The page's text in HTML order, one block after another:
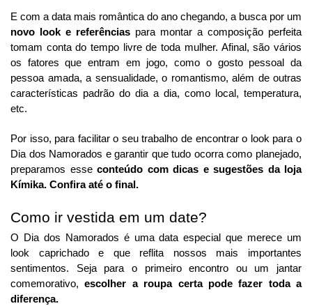
E com a data mais romântica do ano chegando, a busca por um
novo look e referências para montar a composição perfeita
tomam conta do tempo livre de toda mulher. Afinal, são vários
os fatores que entram em jogo, como o gosto pessoal da
pessoa amada, a sensualidade, o romantismo, além de outras
características padrão do dia a dia, como local, temperatura,
etc.
Por isso, para facilitar o seu trabalho de encontrar o look para o
Dia dos Namorados e garantir que tudo ocorra como planejado,
preparamos esse conteúdo com dicas e sugestões da loja
Kímika. Confira até o final.
Como ir vestida em um date?
O Dia dos Namorados é uma data especial que merece um
look caprichado e que reflita nossos mais importantes
sentimentos. Seja para o primeiro encontro ou um jantar
comemorativo,escolher a roupa certa pode fazer toda a
diferença.